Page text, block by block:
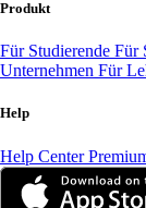
Produkt
Für Studierende Für
Unternehmen Für
Help
Help Center